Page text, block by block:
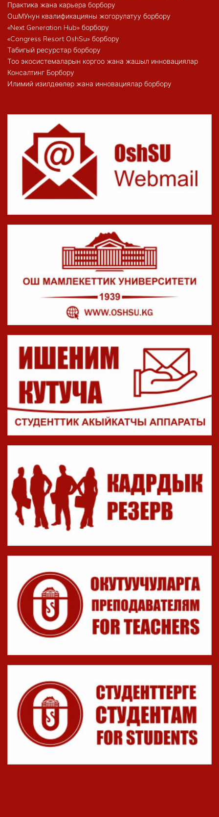
Практика жана карьера борбору
ОшМУнун квалификацияны жогорулатуу борбору
«Next Generation Hub» борбору
«Congress Resort OshSu» борбору
Табигый ресурстар борбору
Тоо экосистемаларын коргоо жана жашыл инновациялар
Консалтинг Борбору
Илимий изилдөөлөр жана инновациялар борбору